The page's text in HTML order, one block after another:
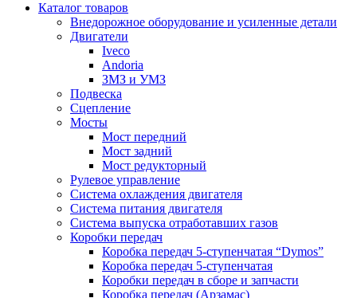
Каталог товаров
Внедорожное оборудование и усиленные детали
Двигатели
Iveco
Andoria
ЗМЗ и УМЗ
Подвеска
Сцепление
Мосты
Мост передний
Мост задний
Мост редукторный
Рулевое управление
Система охлаждения двигателя
Система питания двигателя
Система выпуска отработавших газов
Коробки передач
Коробка передач 5-ступенчатая “Dymos”
Коробка передач 5-ступенчатая
Коробки передач в сборе и запчасти
Коробка передач (Арзамас)